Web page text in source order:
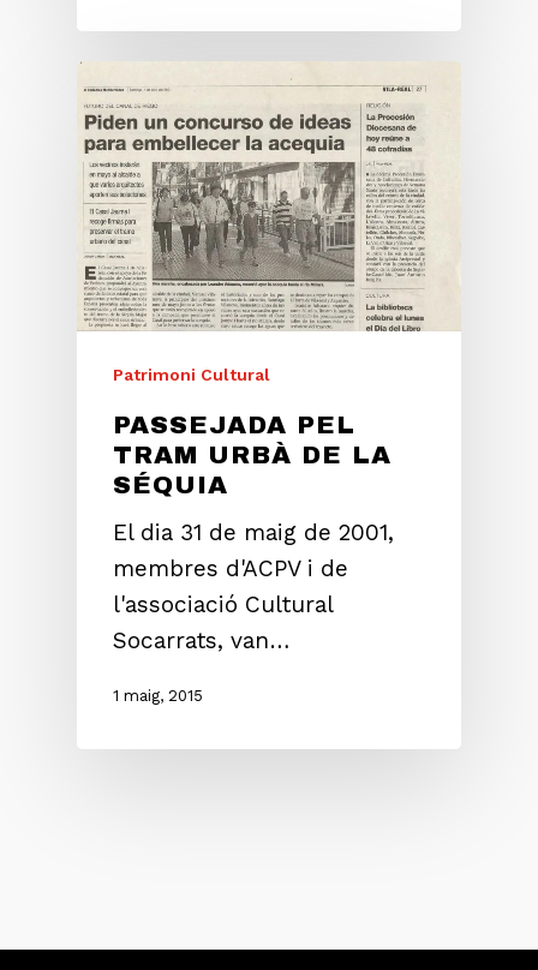
Patrimoni Cultural
PASSEJADA PEL
TRAM URBÀ DE LA
SÉQUIA
El dia 31 de maig de 2001,
membres d'ACPV i de
l'associació Cultural
Socarrats, van…
1 maig, 2015